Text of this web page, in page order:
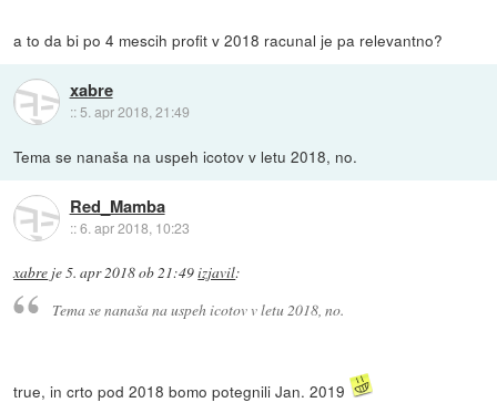
a to da bi po 4 mescih profit v 2018 racunal je pa relevantno?
xabre
:: 5. apr 2018, 21:49
Tema se nanaša na uspeh icotov v letu 2018, no.
Red_Mamba
::6. apr 2018, 10:23
xabre je5. apr 2018 ob 21:49izjavil:
Tema se nanaša na uspeh icotov v letu 2018, no.
true, in crto pod 2018 bomo potegnili Jan. 2019